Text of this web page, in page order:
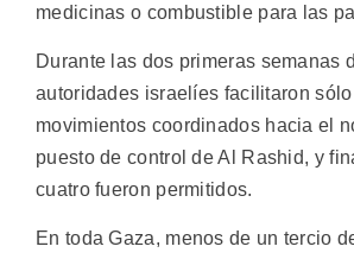
medicinas o combustible para las
Durante las dos primeras semanas
autoridades israelíes facilitaron
movimientos coordinados hacia el
puesto de control de Al Rashid, y
cuatro fueron permitidos.
En toda Gaza, menos de un tercio